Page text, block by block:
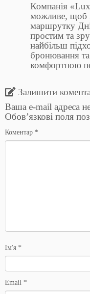
Компанія
можливе, щоб
маршрутку
простим та
найбільш
бронювання
комфортною
Залишити
Ваша e-mail адреса
Обов’язкові поля
Коментар *
Ім'я *
Email *